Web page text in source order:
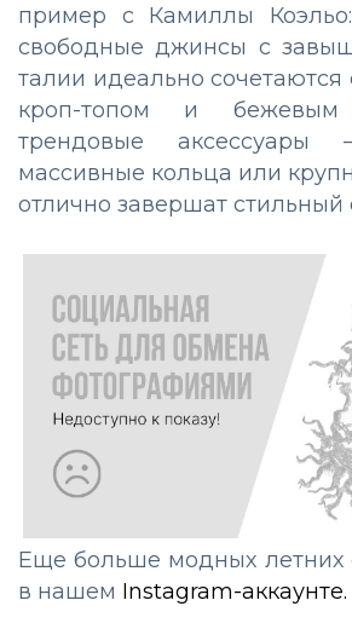
пример с Камиллы
свободные джинсы с
талии идеально
кроп-топом и
трендовые
массивные кольца или
отлично завершат стильный
Еще больше модных летних
в нашем Instagram-аккаунте.